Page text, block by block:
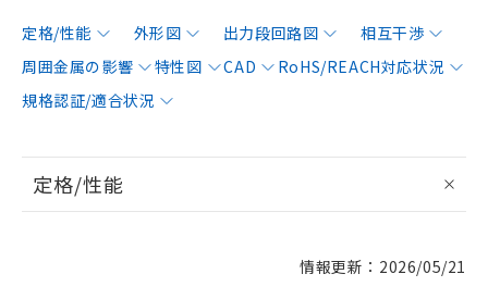
定格/性能 外形図 出力段回路図
相互干渉
周囲金属の影響
特性図 CAD
RoHS/REACH対応状況
規格認証/適合状況
定格/性能
情報更新：2026/05/21